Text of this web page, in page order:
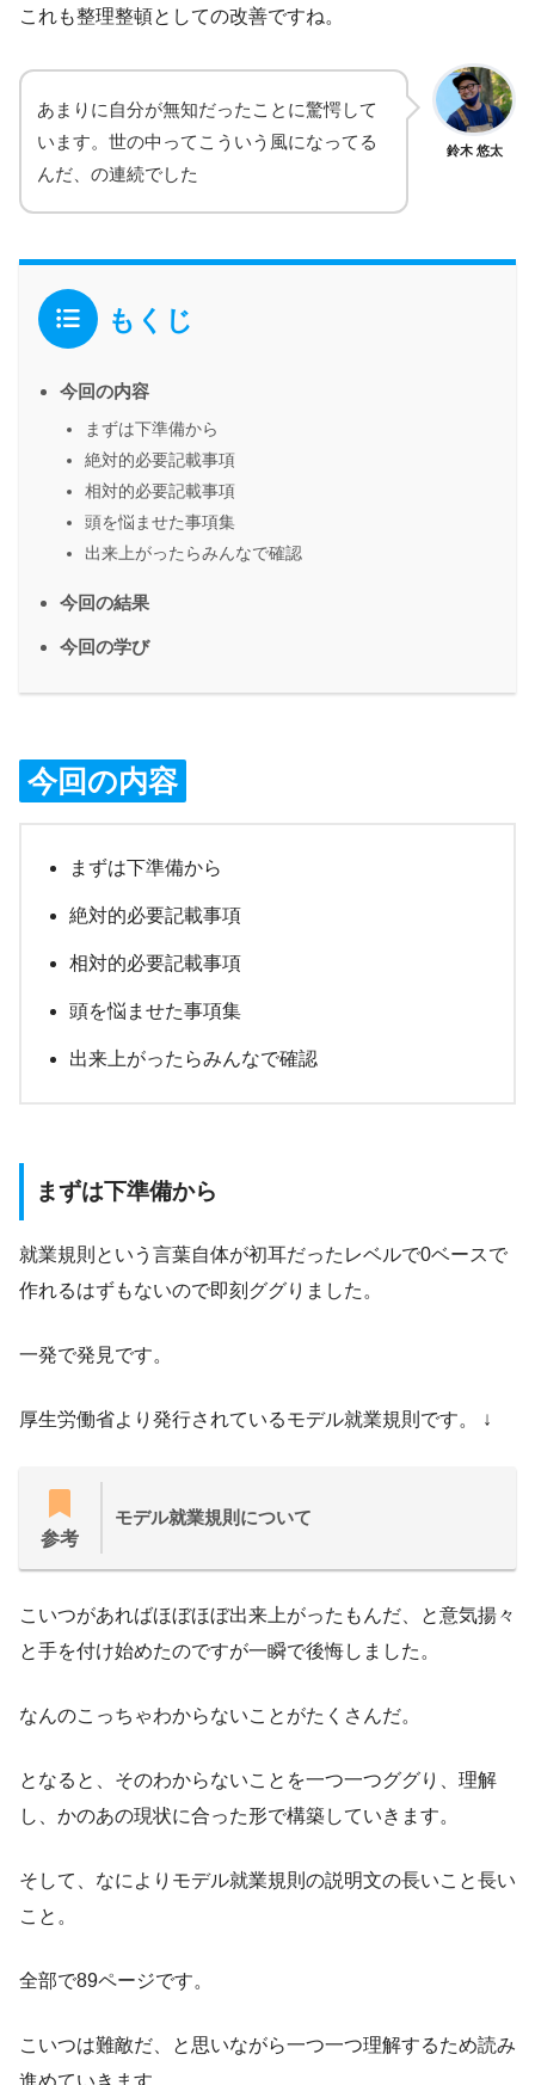
これも整理整頓としての改善ですね。
鈴木 悠太
あまりに自分が無知だったことに驚愕して
います。世の中ってこういう風になってる
んだ、の連続でした
もくじ
今回の内容
まずは下準備から
絶対的必要記載事項
相対的必要記載事項
頭を悩ませた事項集
出来上がったらみんなで確認
今回の結果
今回の学び
今回の内容
まずは下準備から
絶対的必要記載事項
相対的必要記載事項
頭を悩ませた事項集
出来上がったらみんなで確認
まずは下準備から
就業規則という言葉自体が初耳だったレベルで0ベースで
作れるはずもないので即刻ググりました。
一発で発見です。
厚生労働省より発行されているモデル就業規則です。 ↓
参考
モデル就業規則について
こいつがあればほぼほぼ出来上がったもんだ、と意気揚々
と手を付け始めたのですが一瞬で後悔しました。
なんのこっちゃわからないことがたくさんだ。
となると、そのわからないことを一つ一つググり、理解
し、かのあの現状に合った形で構築していきます。
そして、なによりモデル就業規則の説明文の長いこと長い
こと。
全部で89ページです。
こいつは難敵だ、と思いながら一つ一つ理解するため読み
進めていきます。